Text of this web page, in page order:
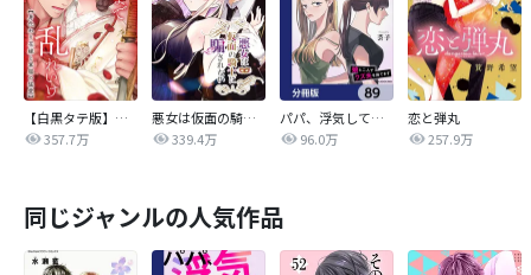
【白黒タテ版】孕むまで乱れいけ～身代わり花嫁と軍服の猛愛
357.7万
悪女は仮面の騎士に騙されない
339.4万
パパ、浮気してるよ？娘と二人でクズ夫を捨てます【分冊版】
96.0万
恋と弾丸
257.9万
同じジャンルの人気作品